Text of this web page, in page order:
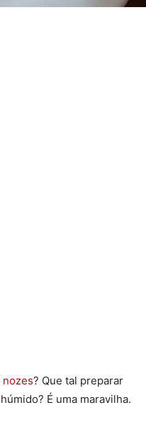
nozes? Que tal preparar
húmido? É uma maravilha.